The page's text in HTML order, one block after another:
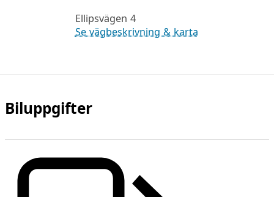
Ellipsvägen 4
Se vägbeskrivning & karta
Biluppgifter